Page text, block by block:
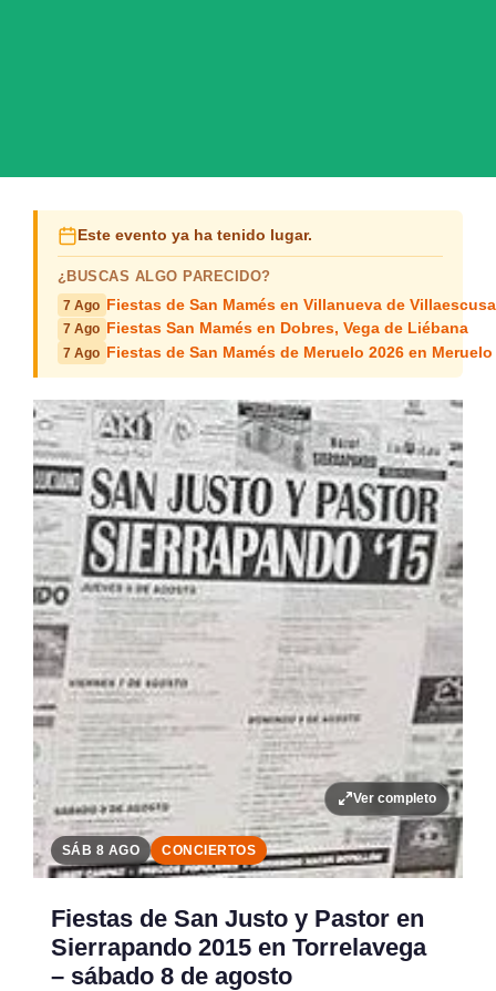
Este evento ya ha tenido lugar.
¿BUSCAS ALGO PARECIDO?
7 Ago Fiestas de San Mamés en Villanueva de
7 Ago Fiestas San Mamés en Dobres, Vega de Liébana
7 Ago Fiestas de San Mamés de Meruelo 2026 en Meruelo
Ver completo
SÁB 8 AGO CONCIERTOS
Fiestas de San Justo y Pastor en
Sierrapando 2015 en Torrelavega
– sábado 8 de agosto